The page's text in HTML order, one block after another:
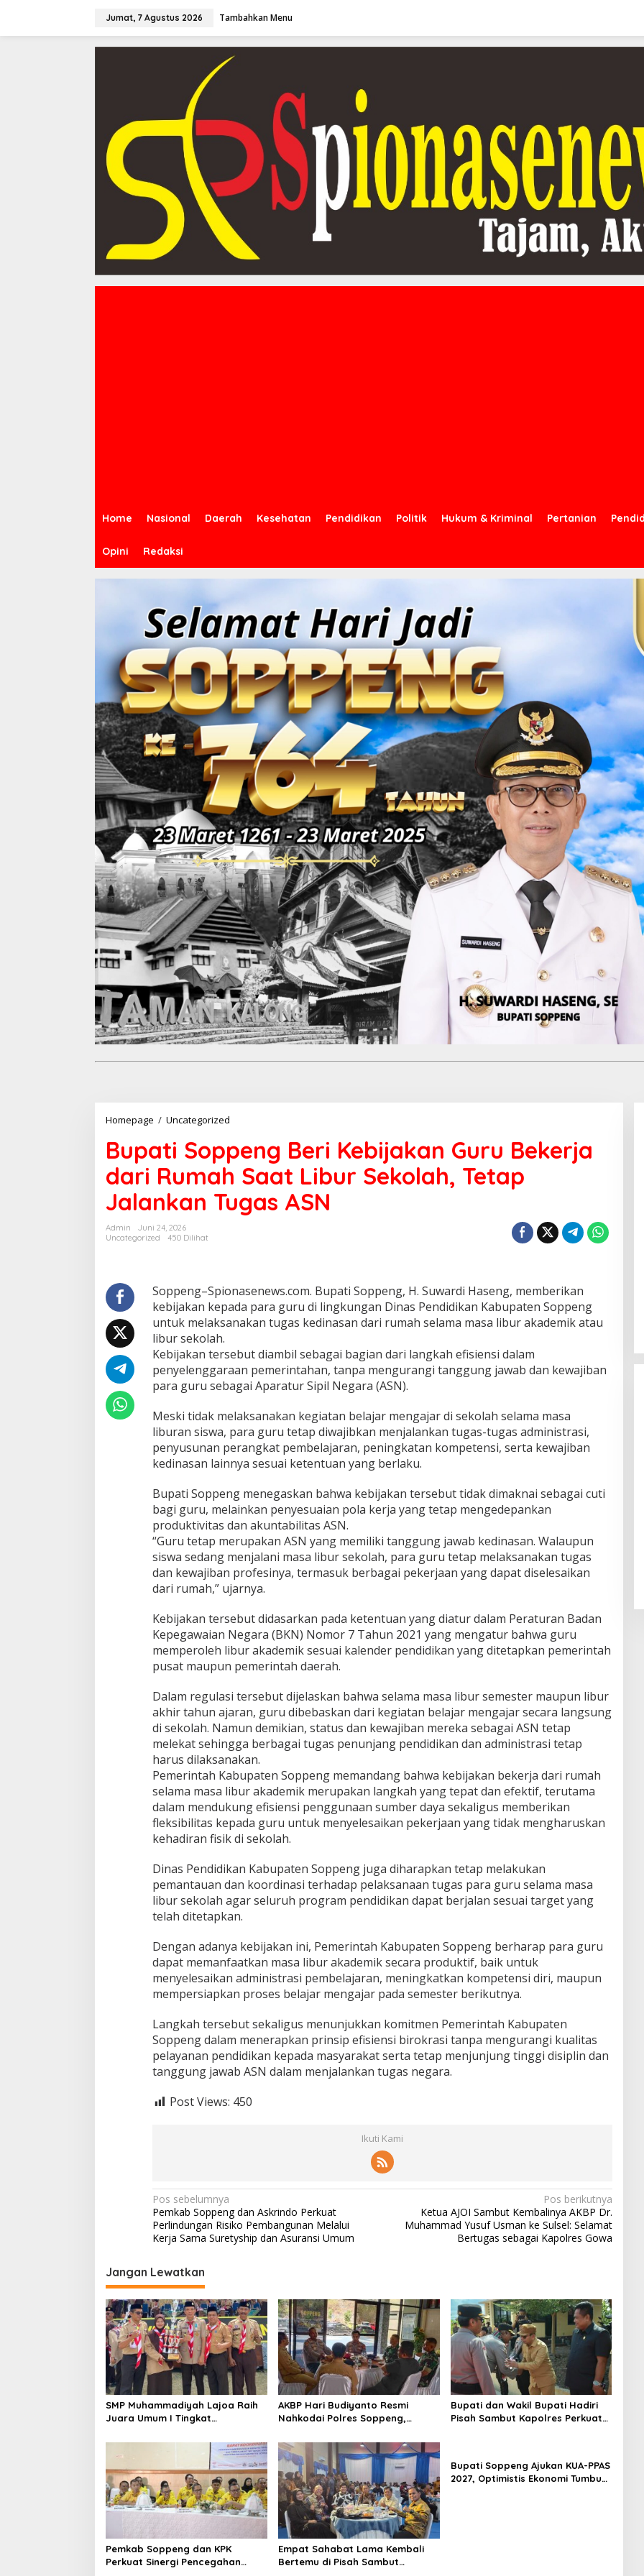
Jumat, 7 Agustus 2026 Tambahkan Menu
Home Nasional Daerah Kesehatan Pendidikan Politik Hukum & Kriminal Pertanian
Opini Redaksi
Homepage / Uncategorized
Beri
Kebijakan
Guru
Bekerja
dari
Rumah
Tugas
ASN
Bupati Soppeng Beri Kebijakan Guru Bekerja
dari Rumah Saat Libur Sekolah, Tetap
Jalankan Tugas ASN
Admin
Juni 24, 2026
Uncategorized
450 Dilihat
Soppeng–Spionasenews.com. Bupati Soppeng, H. Suwardi Haseng, memberikan
kebijakan kepada para guru di lingkungan Dinas Pendidikan Kabupaten Soppeng
untuk melaksanakan tugas kedinasan dari rumah selama masa libur akademik atau
libur sekolah.
Kebijakan tersebut diambil sebagai bagian dari langkah efisiensi dalam
penyelenggaraan pemerintahan, tanpa mengurangi tanggung jawab dan kewajiban
para guru sebagai Aparatur Sipil Negara (ASN).
Meski tidak melaksanakan kegiatan belajar mengajar di sekolah selama masa
liburan siswa, para guru tetap diwajibkan menjalankan tugas-tugas administrasi,
penyusunan perangkat pembelajaran, peningkatan kompetensi, serta kewajiban
kedinasan lainnya sesuai ketentuan yang berlaku.
Bupati Soppeng menegaskan bahwa kebijakan tersebut tidak dimaknai sebagai cuti
bagi guru, melainkan penyesuaian pola kerja yang tetap mengedepankan
produktivitas dan akuntabilitas ASN.
“Guru tetap merupakan ASN yang memiliki tanggung jawab kedinasan. Walaupun
siswa sedang menjalani masa libur sekolah, para guru tetap melaksanakan tugas
dan kewajiban profesinya, termasuk berbagai pekerjaan yang dapat diselesaikan
dari rumah,” ujarnya.
Kebijakan tersebut didasarkan pada ketentuan yang diatur dalam Peraturan Badan
Kepegawaian Negara (BKN) Nomor 7 Tahun 2021 yang mengatur bahwa guru
memperoleh libur akademik sesuai kalender pendidikan yang ditetapkan pemerintah
pusat maupun pemerintah daerah.
Dalam regulasi tersebut dijelaskan bahwa selama masa libur semester maupun libur
akhir tahun ajaran, guru dibebaskan dari kegiatan belajar mengajar secara langsung
di sekolah. Namun demikian, status dan kewajiban mereka sebagai ASN tetap
melekat sehingga berbagai tugas penunjang pendidikan dan administrasi tetap
harus dilaksanakan.
Pemerintah Kabupaten Soppeng memandang bahwa kebijakan bekerja dari rumah
selama masa libur akademik merupakan langkah yang tepat dan efektif, terutama
dalam mendukung efisiensi penggunaan sumber daya sekaligus memberikan
fleksibilitas kepada guru untuk menyelesaikan pekerjaan yang tidak mengharuskan
kehadiran fisik di sekolah.
Dinas Pendidikan Kabupaten Soppeng juga diharapkan tetap melakukan
pemantauan dan koordinasi terhadap pelaksanaan tugas para guru selama masa
libur sekolah agar seluruh program pendidikan dapat berjalan sesuai target yang
telah ditetapkan.
Dengan adanya kebijakan ini, Pemerintah Kabupaten Soppeng berharap para guru
dapat memanfaatkan masa libur akademik secara produktif, baik untuk
menyelesaikan administrasi pembelajaran, meningkatkan kompetensi diri, maupun
mempersiapkan proses belajar mengajar pada semester berikutnya.
Langkah tersebut sekaligus menunjukkan komitmen Pemerintah Kabupaten
Soppeng dalam menerapkan prinsip efisiensi birokrasi tanpa mengurangi kualitas
pelayanan pendidikan kepada masyarakat serta tetap menjunjung tinggi disiplin dan
tanggung jawab ASN dalam menjalankan tugas negara.
Post Views: 450
Ikuti Kami
Navigasi
pos
Pos sebelumnya
Pemkab Soppeng dan Askrindo Perkuat
Perlindungan Risiko Pembangunan Melalui
Kerja Sama Suretyship dan Asuransi Umum
Pos berikutnya
Ketua AJOI Sambut Kembalinya AKBP Dr.
Muhammad Yusuf Usman ke Sulsel: Selamat
Bertugas sebagai Kapolres Gowa
Jangan Lewatkan
SMP Muhammadiyah Lajoa Raih
Juara Umum I Tingkat
Hari Pramuka ke-65 Kwarcab
Soppeng
AKBP Hari Budiyanto Resmi
Nahkodai Polres Soppeng,
Pisah Sambut
Bupati dan Wakil Bupati Hadiri
Pisah Sambut Kapolres Perkuat
Pemkab Soppeng dan KPK
Perkuat Sinergi Pencegahan
Empat Sahabat Lama Kembali
Bertemu di Pisah Sambut
Bupati Soppeng Ajukan KUA-PPAS
2027, Optimistis Ekonomi Tumbuh